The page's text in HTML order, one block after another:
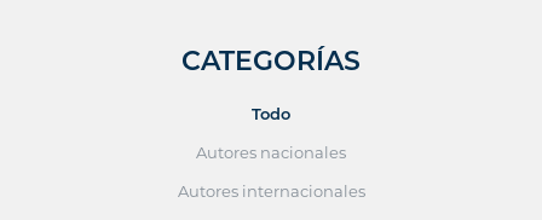
CATEGORÍAS
Todo
Autores nacionales
Autores internacionales